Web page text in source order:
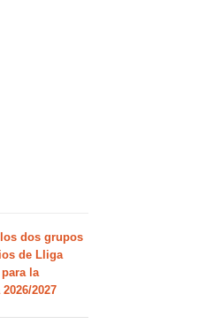
dos grupos
de Lliga
la
2027